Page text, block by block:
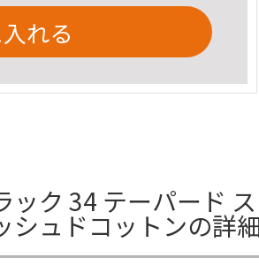
れる
ック 34 テーパード
シュドコットンの詳